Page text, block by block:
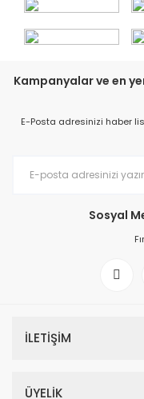
Kampanyalar ve en
E-Posta adresinizi haber
Sosyal
İLETİŞİM
ÜYELİK